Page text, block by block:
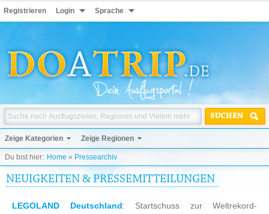
Registrieren Login Sprache
SUCHEN
Zeige Kategorien Zeige Regionen
Du bist hier: Home » Pressearchiv
NEUIGKEITEN & PRESSEMITTEILUNGEN
LEGOLAND Deutschland: Startschuss zur Weltrekord-